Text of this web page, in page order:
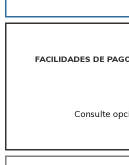
FACILIDADES DE
Consulte